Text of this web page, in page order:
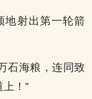
地射出第一轮箭
石海粮，连同致
！”